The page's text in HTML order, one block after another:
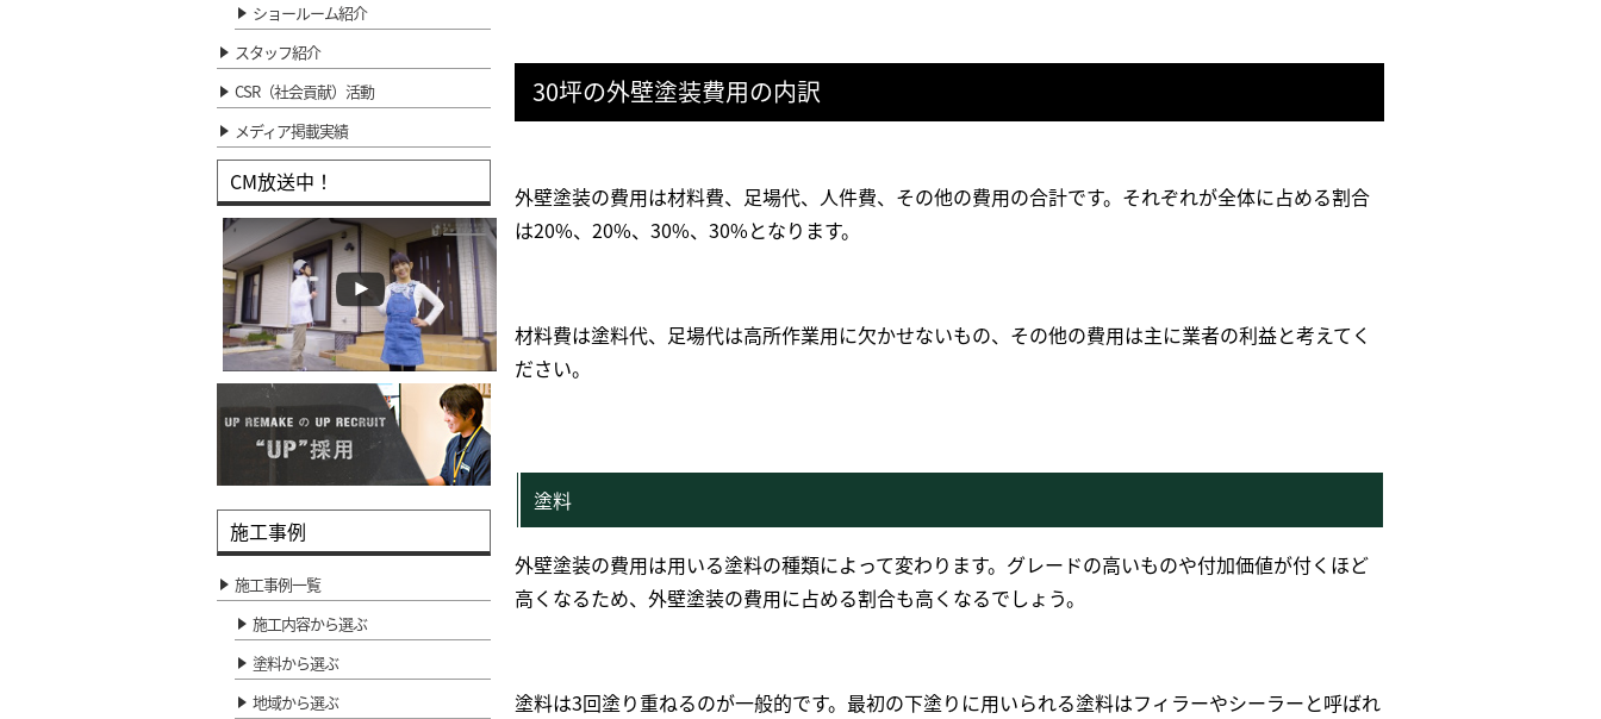
30坪の外壁塗装費用の内訳
外壁塗装の費用は材料費、足場代、人件費、その他の費用の合計です。それぞれが全体に占める割合
は20%、20%、30%、30%となります。
材料費は塗料代、足場代は高所作業用に欠かせないもの、その他の費用は主に業者の利益と考えてく
ださい。
塗料
外壁塗装の費用は用いる塗料の種類によって変わります。グレードの高いものや付加価値が付くほど
高くなるため、外壁塗装の費用に占める割合も高くなるでしょう。
塗料は3回塗り重ねるのが一般的です。最初の下塗りに用いられる塗料はフィラーやシーラーと呼ばれ
ショールーム紹介
スタッフ紹介
CSR（社会貢献）活動
メディア掲載実績
CM放送中！
施工事例
施工事例一覧
施工内容から選ぶ
塗料から選ぶ
地域から選ぶ